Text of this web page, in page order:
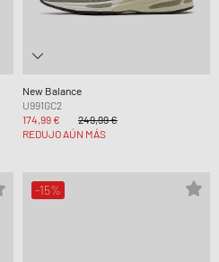
New Balance
U991GC2
174,99 €
249,99 €
REDUJO AÚN MÁS
-15%